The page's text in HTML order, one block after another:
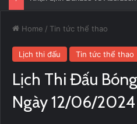
Home / Tin tức thể thao
Lịch thi đấu Tin tức thể thao
Lịch Thi Đấu
Ngày 12/06/2024